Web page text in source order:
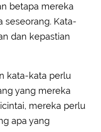
betapa mereka
seseorang. Kata-
dan kepastian
kata-kata perlu
yang mereka
mereka perlu
apa yang